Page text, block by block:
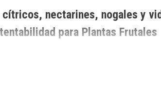
nectarines, nogales y
para Plantas Frutales